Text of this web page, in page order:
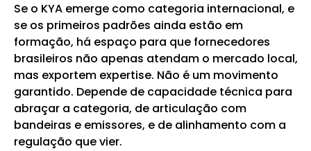
Se o KYA emerge como categoria internacional, e
se os primeiros padrões ainda estão em
formação, há espaço para que fornecedores
brasileiros não apenas atendam o mercado local,
mas exportem expertise. Não é um movimento
garantido. Depende de capacidade técnica para
abraçar a categoria, de articulação com
bandeiras e emissores, e de alinhamento com a
regulação que vier.